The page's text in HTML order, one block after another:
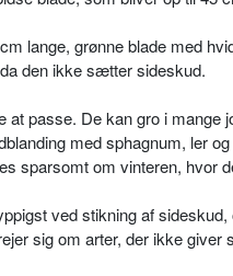
lange, grønne blade med
den ikke sætter sideskud.
passe. De kan gro i mange
med sphagnum, ler
sparsomt om vinteren, hvor
ved stikning af
sig om arter, der ikke